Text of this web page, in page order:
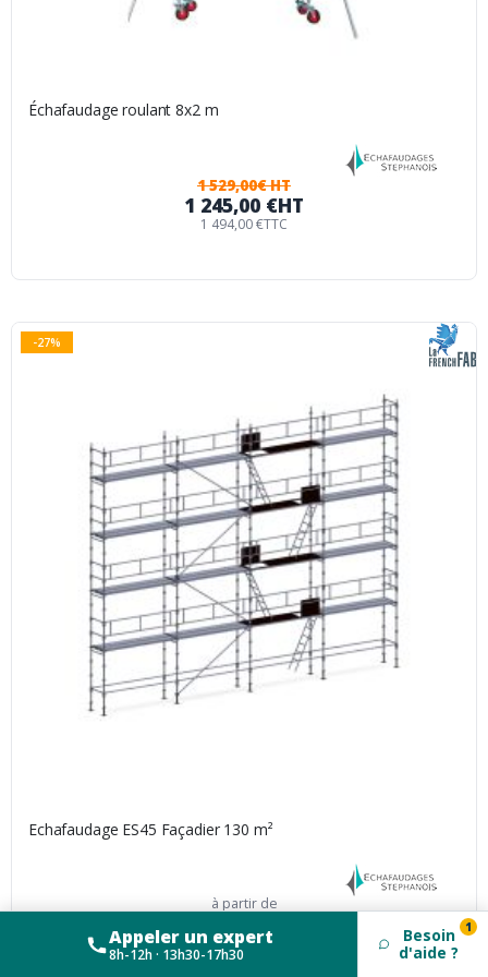
Échafaudage roulant 8x2 m
1 529,00€ HT
1 245,00 €HT
1 494,00 €TTC
-27%
Echafaudage ES45 Façadier 130 m²
à partir de
3 440,00 €
4 128,00 €
Appeler un expert
8h-12h · 13h30-17h30
Besoin
d'aide ?
1